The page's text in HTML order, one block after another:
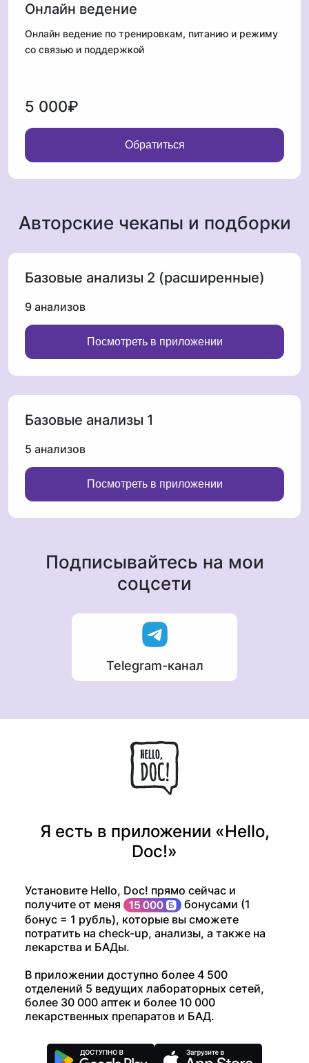
Онлайн ведение
Онлайн ведение по тренировкам, питанию и режиму
со связью и поддержкой
5 000₽
Обратиться
Авторские чекапы и подборки
Базовые анализы 2 (расширенные)
9 анализов
Посмотреть в приложении
Базовые анализы 1
5 анализов
Посмотреть в приложении
Подписывайтесь на мои
соцсети
Telegram-канал
Я есть в приложении «Hello,
Doc!»
Установите Hello, Doc! прямо сейчас и
получите от меня
бонусами (1
бонус = 1 рубль), которые вы сможете
потратить на check-up, анализы, а также на
лекарства и БАДы.
В приложении доступно более 4 500
отделений 5 ведущих лабораторных сетей,
более 30 000 аптек и более 10 000
лекарственных препаратов и БАД.